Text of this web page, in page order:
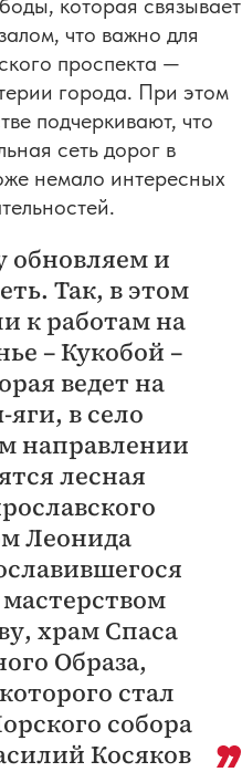
что важно для
проспекта —
города. При этом
подчеркивают, что
сеть дорог в
немало интересных
обновляем и
Так, в этом
к работам на
– Кукобой –
ведет на
в село
направлении
лесная
Леонида
храм Спаса
Образа,
стал
собора
Косяков